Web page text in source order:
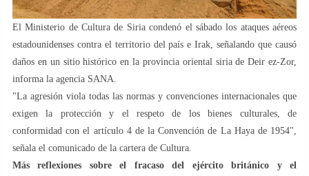
El Ministerio de Cultura de Siria condenó el sábado los ataques aéreos
estadounidenses contra el territorio del país e Irak, señalando que causó
daños en un sitio histórico en la provincia oriental siria de Deir ez-Zor,
informa la agencia SANA.
"La agresión viola todas las normas y convenciones internacionales que
exigen la protección y el respeto de los bienes culturales, de
conformidad con el artículo 4 de la Convención de La Haya de 1954",
señala el comunicado de la cartera de Cultura.
Más reflexiones sobre el fracaso del ejército británico y el